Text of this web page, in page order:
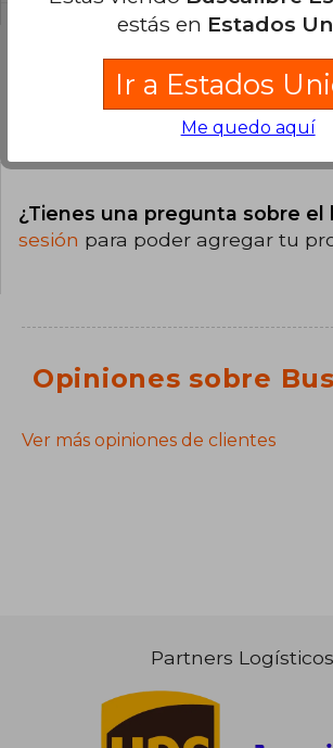
Preguntas y respuestas
¿Tienes una pregunta sobre el
sesión para poder agregar tu
Opiniones sobre
Ver más opiniones de clientes
Partners Logísticos
estás en Estados
Ir a Estados
Me quedo aquí